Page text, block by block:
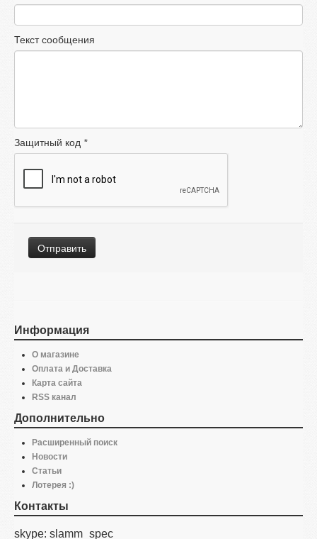
Текст сообщения
Защитный код *
Информация
О магазине
Оплата и Доставка
Карта сайта
RSS канал
Дополнительно
Расширенный поиск
Новости
Статьи
Лотерея :)
Контакты
skype: slamm_spec